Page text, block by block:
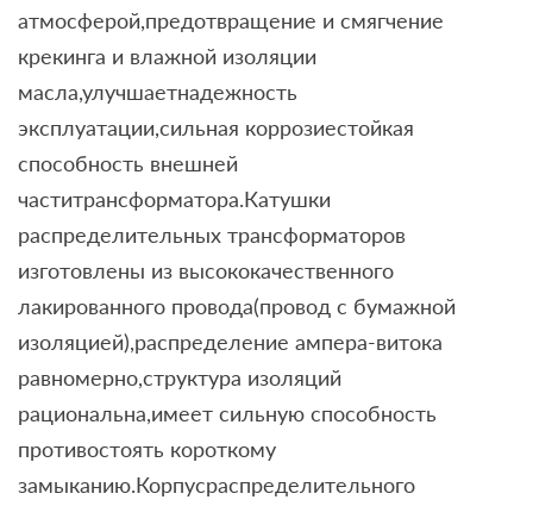
атмосферой,предотвращение и смягчение
крекинга и влажной изоляции
масла,улучшаетнадежность
эксплуатации,сильная коррозиестойкая
способность внешней
частитрансформатора.Катушки
распределительных трансформаторов
изготовлены из высококачественного
лакированного провода(провод с бумажной
изоляцией),распределение ампера-витока
равномерно,структура изоляций
рациональна,имеет сильную способность
противостоять короткому
замыканию.Корпусраспределительного